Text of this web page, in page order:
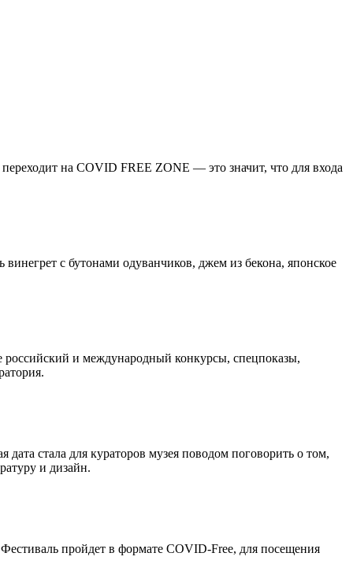
на COVID FREE ZONE — это значит, что для входа
с бутонами одуванчиков, джем из бекона, японское
и международный конкурсы, спецпоказы,
стала для кураторов музея поводом поговорить о том,
и дизайн.
пройдет в формате COVID-Free, для посещения